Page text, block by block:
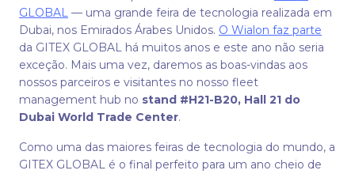
GLOBAL — uma grande feira de tecnologia realizada em
Dubai, nos Emirados Árabes Unidos. O Wialon faz parte
da GITEX GLOBAL há muitos anos e este ano não seria
exceção. Mais uma vez, daremos as boas-vindas aos
nossos parceiros e visitantes no nosso fleet
management hub no stand #H21-B20, Hall 21 do
Dubai World Trade Center.
Como uma das maiores feiras de tecnologia do mundo, a
GITEX GLOBAL é o final perfeito para um ano cheio de